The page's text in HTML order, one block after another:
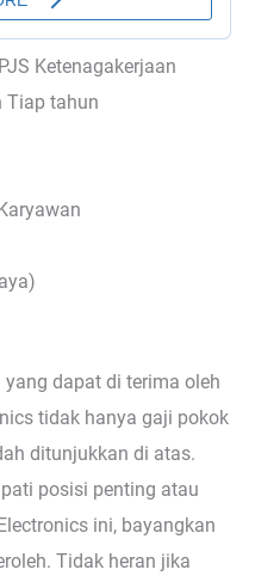
Ketenagakerjaan
Tiap tahun
dapat di terima oleh
tidak hanya gaji pokok
ditunjukkan di atas.
posisi penting atau
ini, bayangkan
Tidak heran jika